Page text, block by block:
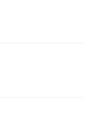
付きに変更)